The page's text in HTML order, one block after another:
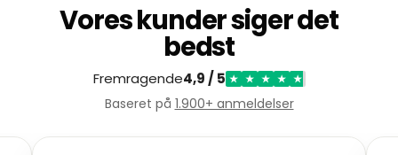
Vores kunder siger det
bedst
Fremragende4,9 / 5 ★ ★ ★ ★ ★
Baseret på 1.900+ anmeldelser